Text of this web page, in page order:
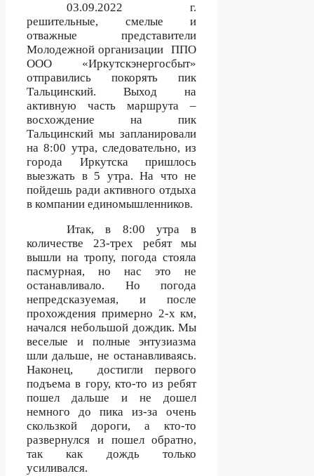
03.09.2022 г.
решительные, смелые и
отважные представители
Молодежной организации
ППО
ООО «Иркутскэнергосбыт»
отправились покорять пик
Тальцинский. Выход на
активную часть маршрута –
восхождение на пик
Тальцинский мы запланировали
на 8:00 утра, следовательно, из
города Иркутска пришлось
выезжать в 5 утра. На что не
пойдешь ради активного отдыха
в компании единомышленников.
Итак, в 8:00 утра в
количестве 23-трех ребят мы
вышли на тропу, погода стояла
пасмурная, но нас это не
останавливало. Но погода
непредсказуемая, и после
прохождения примерно 2-х км,
начался небольшой дождик. Мы
веселые и полные энтузиазма
шли дальше, не останавливаясь.
Наконец,
достигли первого
подъема в гору, кто-то из ребят
пошел дальше и не дошел
немного до пика из-за очень
скользкой дороги, а кто-то
развернулся и пошел обратно,
так как дождь только
усиливался.